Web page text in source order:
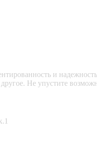
и
Не упустите